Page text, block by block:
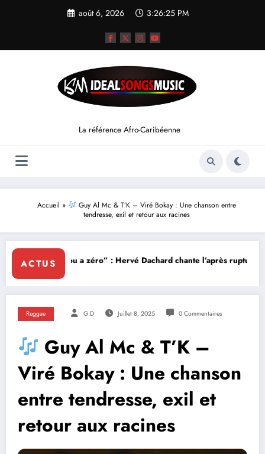
août 6, 2026 3:26:26 PM
La référence Afro-Caribéenne
Accueil »
Guy Al Mc & T’K – Viré Bokay : Une chanson entre
tendresse, exil et retour aux racines
ACTUS
“Lanmou a zéro” : Hervé Dachard chante l’après rupture
Reggae G.D Juillet 8, 2025 0 Commentaires
Guy Al Mc & T’K –
Viré Bokay : Une chanson
entre tendresse, exil et
retour aux racines